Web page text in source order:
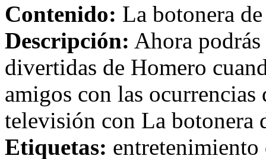
Contenido: La botonera
Descripción: Ahora
divertidas de Homero
amigos con las
televisión con La botonera
Etiquetas: